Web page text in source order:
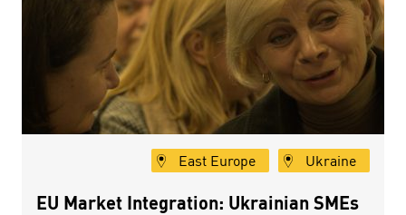
East Europe Ukraine
EU Market Integration: Ukrainian SMEs